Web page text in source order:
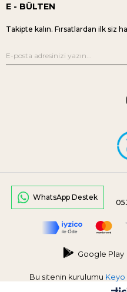
E - BÜLTEN
Takipte kalın. Fırsatlardan ilk siz
WhatsApp Destek
Google Play
Bu sitenin kurulumu Keyo